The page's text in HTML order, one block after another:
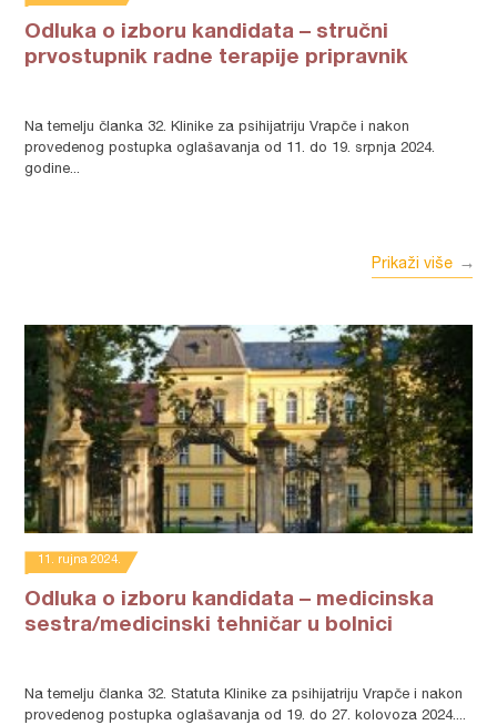
Odluka o izboru kandidata – stručni
prvostupnik radne terapije pripravnik
Na temelju članka 32. Klinike za psihijatriju Vrapče i nakon
provedenog postupka oglašavanja od 11. do 19. srpnja 2024.
godine...
Prikaži više
11. rujna 2024.
Odluka o izboru kandidata – medicinska
sestra/medicinski tehničar u bolnici
Na temelju članka 32. Statuta Klinike za psihijatriju Vrapče i nakon
provedenog postupka oglašavanja od 19. do 27. kolovoza 2024....